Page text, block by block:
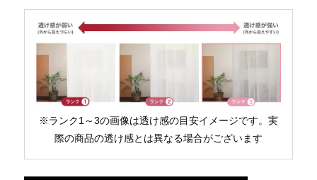
※ランク1～3の画像は透け感の目安イメージです。実
際の商品の透け感とは異なる場合がございます